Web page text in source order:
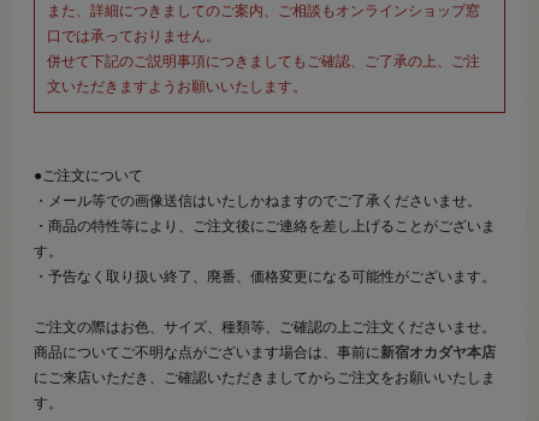
また、詳細につきましてのご案内、ご相談もオンラインショップ窓
口では承っておりません。
併せて下記のご説明事項につきましてもご確認、ご了承の上、ご注
文いただきますようお願いいたします。
●ご注文について
・メール等での画像送信はいたしかねますのでご了承くださいませ。
・商品の特性等により、ご注文後にご連絡を差し上げることがございま
す。
・予告なく取り扱い終了、廃番、価格変更になる可能性がございます。
ご注文の際はお色、サイズ、種類等、ご確認の上ご注文くださいませ。
商品についてご不明な点がございます場合は、事前に新宿オカダヤ本店
にご来店いただき、ご確認いただきましてからご注文をお願いいたしま
す。